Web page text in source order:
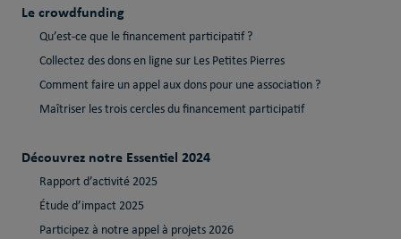
Le crowdfunding
Qu’est-ce que le financement participatif ?
Collectez des dons en ligne sur Les Petites Pierres
Comment faire un appel aux dons pour une association ?
Maîtriser les trois cercles du financement participatif
Découvrez notre Essentiel 2024
Rapport d’activité 2025
Étude d’impact 2025
Participez à notre appel à projets 2026